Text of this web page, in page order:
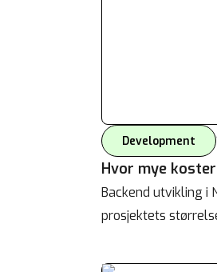
Development
Hvor mye
Backend utvikling i
prosjektets